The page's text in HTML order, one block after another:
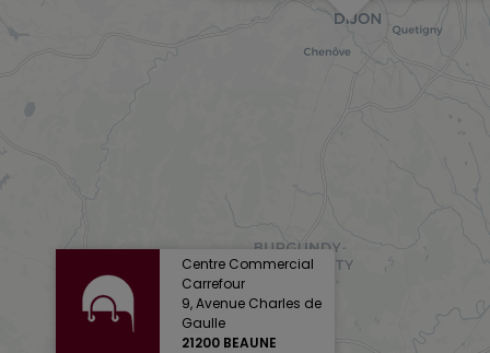
Centre Commercial
Carrefour
9, Avenue Charles de
Gaulle
21200 BEAUNE